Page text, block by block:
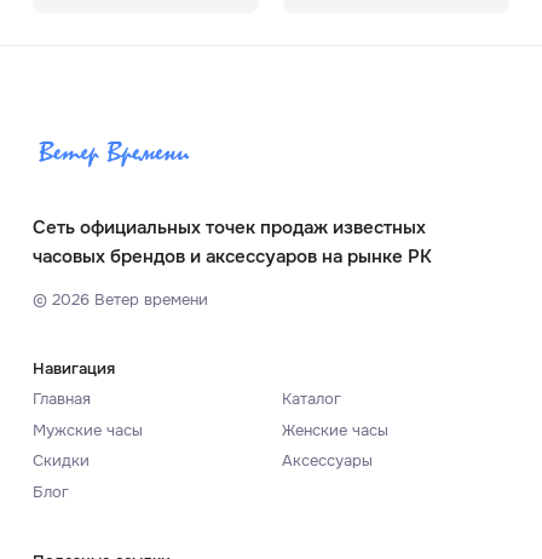
Сеть официальных точек продаж известных
часовых брендов и аксессуаров на рынке РК
© 2026Ветер времени
Навигация
Главная
Каталог
Мужские часы
Женские часы
Скидки
Аксессуары
Блог